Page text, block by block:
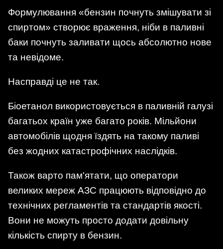
Формулювання «бензин почнуть змішувати зі
спиртом» створює враження, ніби в паливні
баки почнуть заливати щось абсолютно нове
та невідоме.
Насправді це не так.
Біоетанол використовується в паливній галузі
багатьох країн уже багато років. Мільйони
автомобілів щодня їздять на такому паливі
без жодних катастрофічних наслідків.
Також варто пам'ятати, що оператори
великих мереж АЗС працюють відповідно до
технічних регламентів та стандартів якості.
Вони не можуть просто додати довільну
кількість спирту в бензин.